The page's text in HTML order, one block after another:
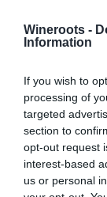
Wineroots -
Information
If you wish to
processing of
targeted
section to
opt-out request
interest-based
us or personal
Nuovi